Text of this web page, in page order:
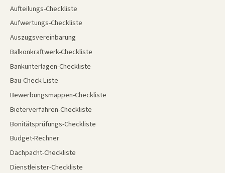
Aufteilungs-Checkliste
Aufwertungs-Checkliste
Auszugsvereinbarung
Balkonkraftwerk-Checkliste
Bankunterlagen-Checkliste
Bau-Check-Liste
Bewerbungsmappen-Checkliste
Bieterverfahren-Checkliste
Bonitätsprüfungs-Checkliste
Budget-Rechner
Dachpacht-Checkliste
Dienstleister-Checkliste